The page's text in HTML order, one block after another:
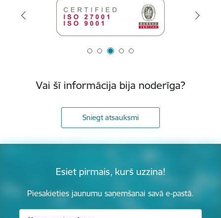
Vai šī informācija bija noderīga?
Sniegt atsauksmi
Esiet pirmais, kurš uzzina!
Piesakieties jaunumu saņemšanai savā e-pastā.